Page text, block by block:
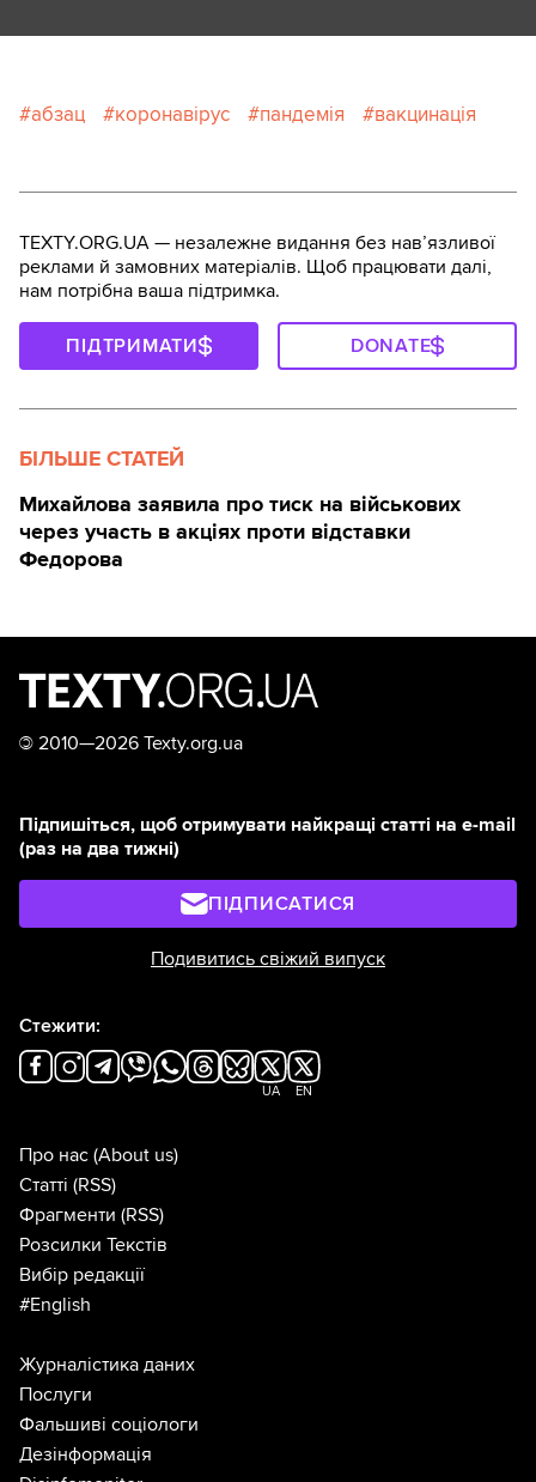
абзац коронавірус пандемія вакцинація
TEXTY.ORG.UA — незалежне видання без навʼязливої
реклами й замовних матеріалів. Щоб працювати далі,
нам потрібна ваша підтримка.
ПІДТРИМАТИ DONATE
БІЛЬШЕ СТАТЕЙ
Михайлова заявила про тиск на військових
через участь в акціях проти відставки
Федорова
© 2010—2026 Texty.org.ua
Підпишіться, щоб отримувати найкращі статті на e-mail
(раз на два тижні)
ПІДПИСАТИСЯ
Подивитись свіжий випуск
Стежити:
UA EN
Про нас (About us)
Статті (RSS)
Фрагменти (RSS)
Розсилки Текстів
Вибір редакції
#English
Журналістика даних
Послуги
Фальшиві соціологи
Дезінформація